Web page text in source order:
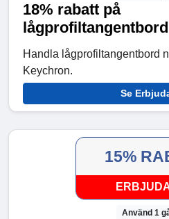
18% rabatt på
lågprofiltangentbord
Handla lågprofiltangentbord
Keychron.
Se
15%
Använd 1